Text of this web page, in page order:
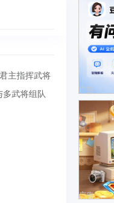
主指挥武将
武将组队
广告
广告